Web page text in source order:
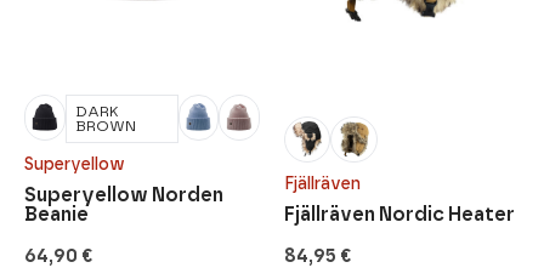
Superyellow
64,90 €
Superyellow Norden
Beanie
DARK
BROWN
Fjällräven
84,95 €
Fjällräven Nordic Heater